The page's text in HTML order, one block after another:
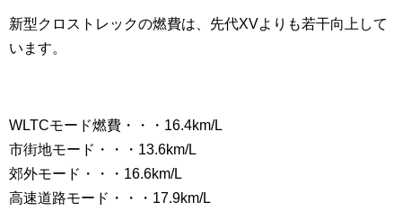
新型クロストレックの燃費は、先代XVよりも若干向上して
います。
WLTCモード燃費・・・16.4km/L
市街地モード・・・13.6km/L
郊外モード・・・16.6km/L
高速道路モード・・・17.9km/L